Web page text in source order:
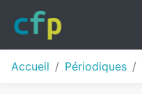
Accueil Périodiques